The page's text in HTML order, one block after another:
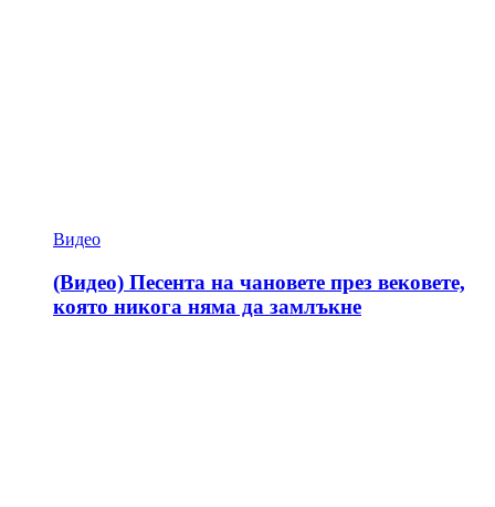
Видео
(Видео) Песента на чановете през вековете,
която никога няма да замлъкне